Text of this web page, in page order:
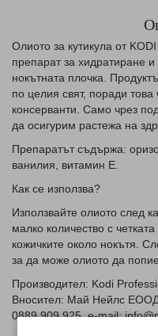
Олиото за кутикула от
препарат за хидратиране
нокътната плочка.
по целия свят, поради
консерванти. Само чрез
да осигурим растежа на
Препаратът съдържа:
ванилия, витамин Е.
Как се използва?
Използвайте олиото след
малко количество с
кожичките около нокътя.
за да може олиото да
Производител: Kodi
Вносител: Май Нейлс
0889 909 925, e-mail: